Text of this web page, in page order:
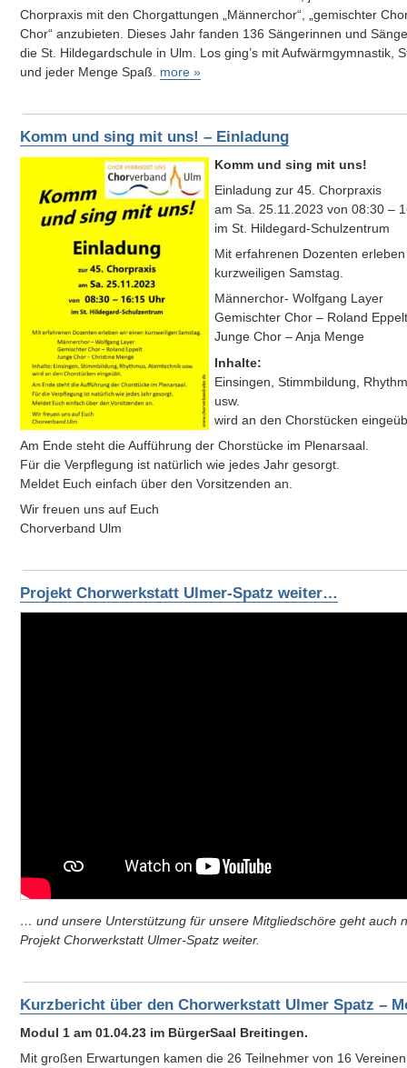
Chorpraxis mit den Chorgattungen „Männerchor“, „gemischter
Chor“ anzubieten. Dieses Jahr fanden 136 Sängerinnen und
die St. Hildegardschule in Ulm. Los ging’s mit Aufwärmgymnastik,
und jeder Menge Spaß. more »
Komm und sing mit uns! – Einladung
Komm und sing mit uns!
Einladung zur 45. Chorpraxis
am Sa. 25.11.2023 von 08:30 –
im St. Hildegard-Schulzentrum
Mit erfahrenen Dozenten
kurzweiligen Samstag.
Männerchor- Wolfgang Layer
Gemischter Chor – Roland Eppelt
Junge Chor – Anja Menge
Inhalte:
Einsingen, Stimmbildung,
usw.
wird an den Chorstücken
Am Ende steht die Aufführung der Chorstücke im Plenarsaal.
Für die Verpflegung ist natürlich wie jedes Jahr gesorgt.
Meldet Euch einfach über den Vorsitzenden an.
Wir freuen uns auf Euch
Chorverband Ulm
Projekt Chorwerkstatt Ulmer-Spatz weiter…
… und unsere Unterstützung für unsere Mitgliedschöre geht auch
Projekt Chorwerkstatt Ulmer-Spatz weiter.
Kurzbericht über den Chorwerkstatt Ulmer Spatz –
Modul 1 am 01.04.23 im BürgerSaal Breitingen.
Mit großen Erwartungen kamen die 26 Teilnehmer von 16